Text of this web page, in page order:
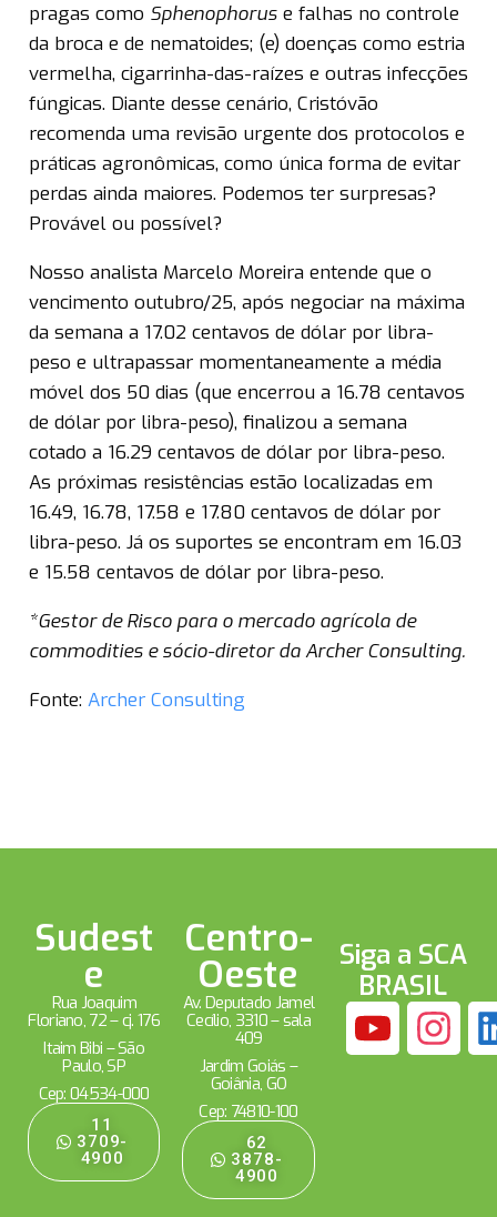
pragas como Sphenophorus e falhas no controle
da broca e de nematoides; (e) doenças como estria
vermelha, cigarrinha-das-raízes e outras infecções
fúngicas. Diante desse cenário, Cristóvão
recomenda uma revisão urgente dos protocolos e
práticas agronômicas, como única forma de evitar
perdas ainda maiores. Podemos ter surpresas?
Provável ou possível?
Nosso analista Marcelo Moreira entende que o
vencimento outubro/25, após negociar na máxima
da semana a 17.02 centavos de dólar por libra-
peso e ultrapassar momentaneamente a média
móvel dos 50 dias (que encerrou a 16.78 centavos
de dólar por libra-peso), finalizou a semana
cotado a 16.29 centavos de dólar por libra-peso.
As próximas resistências estão localizadas em
16.49, 16.78, 17.58 e 17.80 centavos de dólar por
libra-peso. Já os suportes se encontram em 16.03
e 15.58 centavos de dólar por libra-peso.
*Gestor de Risco para o mercado agrícola de
commodities e sócio-diretor da Archer Consulting.
Fonte: Archer Consulting
Sudest
e
Rua Joaquim
Floriano, 72 – cj. 176
Itaim Bibi – São
Paulo, SP
Cep: 04534-000
11
3709-
4900
Centro-
Oeste
Av. Deputado Jamel
Cecílio, 3310 – sala
409
Jardim Goiás –
Goiânia, GO
Cep: 74810-100
62
3878-
4900
Siga a SCA
BRASIL